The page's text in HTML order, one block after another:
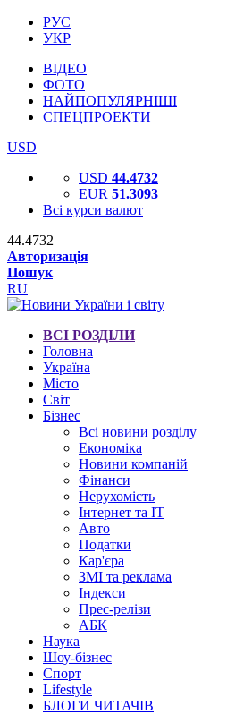
РУС
УКР
ВІДЕО
ФОТО
НАЙПОПУЛЯРНІШІ
СПЕЦПРОЕКТИ
USD
USD 44.4732
EUR 51.3093
Всі курси валют
44.4732
Авторизація
Пошук
RU
ВСІ РОЗДІЛИ
Головна
Україна
Місто
Світ
Бізнес
Всі новини розділу
Економіка
Новини компаній
Фінанси
Нерухомість
Інтернет та IT
Авто
Податки
Кар'єра
ЗМІ та реклама
Індекси
Прес-релізи
АБК
Наука
Шоу-бізнес
Спорт
Lifestyle
БЛОГИ ЧИТАЧІВ